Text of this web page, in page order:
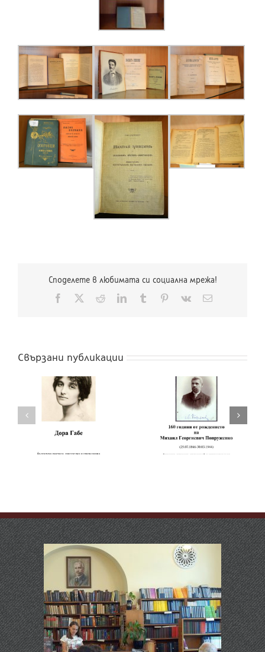
Споделете в любимата си социална мрежа!
Facebook RedditLinkedInTumblr Pinterest
Vk
Електронна
Свързани публикации
160 години от
160 години от
рождението на
Чичо Стоян
(псевдоним на
Стоян Михайлов